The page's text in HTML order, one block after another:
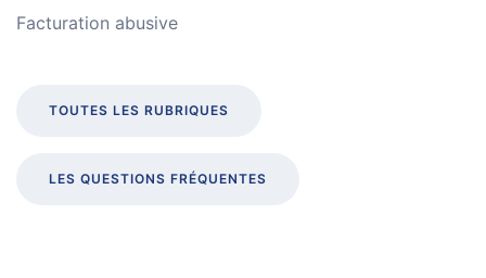
Facturation abusive
TOUTES LES RUBRIQUES
LES QUESTIONS FRÉQUENTES